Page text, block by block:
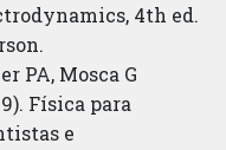
4th ed.
PA, Mosca G
Física para
e